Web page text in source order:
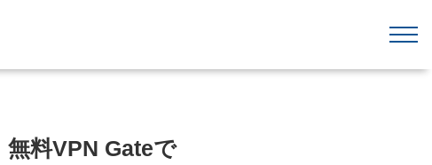
料VPN Gateで